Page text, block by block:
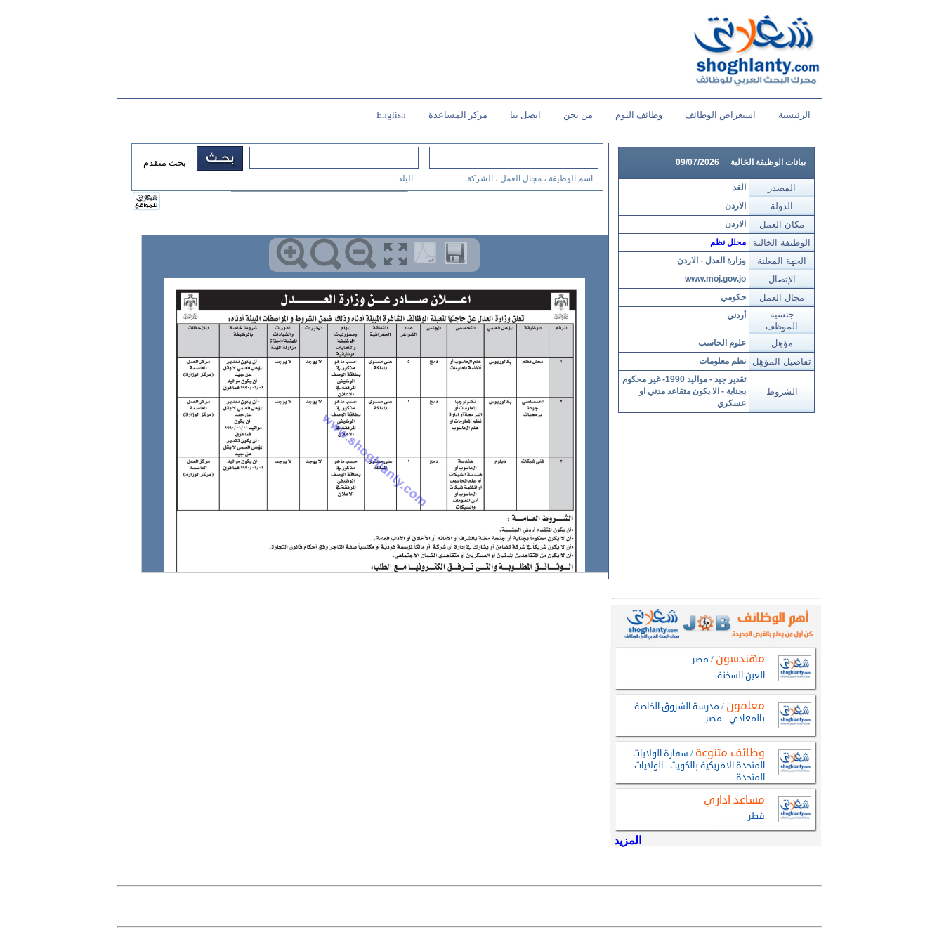
الرئيسية استعراض الوظائف وظائف اليوم من نحن اتصل بنا مركز المساعدة English
بيانات الوظيفة الخالية 09/07/2026
الغد المصدر
الاردن الدولة
الاردن مكان العمل
محلل نظم الوظيفة الخالية
وزارة العدل - الاردن الجهة المعلنة
www.moj.gov.jo الإتصال
حكومي مجال العمل
أردني
جنسية
الموظف
علوم الحاسب مؤهِل
نظم معلومات تفاصيل المؤهِل
تقدير جيد - مواليد 1990- غير محكوم
بجناية - الا يكون متقاعد مدني او
عسكري
الشروط
اسم الوظيفة ، مجال العمل ، الشركة البلد
بحث متقدم